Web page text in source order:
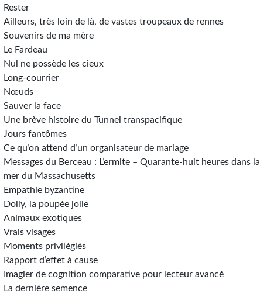
Rester
Ailleurs, très loin de là, de vastes troupeaux de rennes
Souvenirs de ma mère
Le Fardeau
Nul ne possède les cieux
Long-courrier
Nœuds
Sauver la face
Une brève histoire du Tunnel transpacifique
Jours fantômes
Ce qu’on attend d’un organisateur de mariage
Messages du Berceau : L’ermite – Quarante-huit heures dans la
mer du Massachusetts
Empathie byzantine
Dolly, la poupée jolie
Animaux exotiques
Vrais visages
Moments privilégiés
Rapport d’effet à cause
Imagier de cognition comparative pour lecteur avancé
La dernière semence